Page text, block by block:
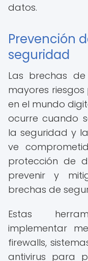
datos.
Prevención
seguridad
Las brechas
mayores
en el mundo
ocurre cuando
la seguridad y
ve
protección de
prevenir y
brechas de
Estas
implementar
firewalls,
antivirus para